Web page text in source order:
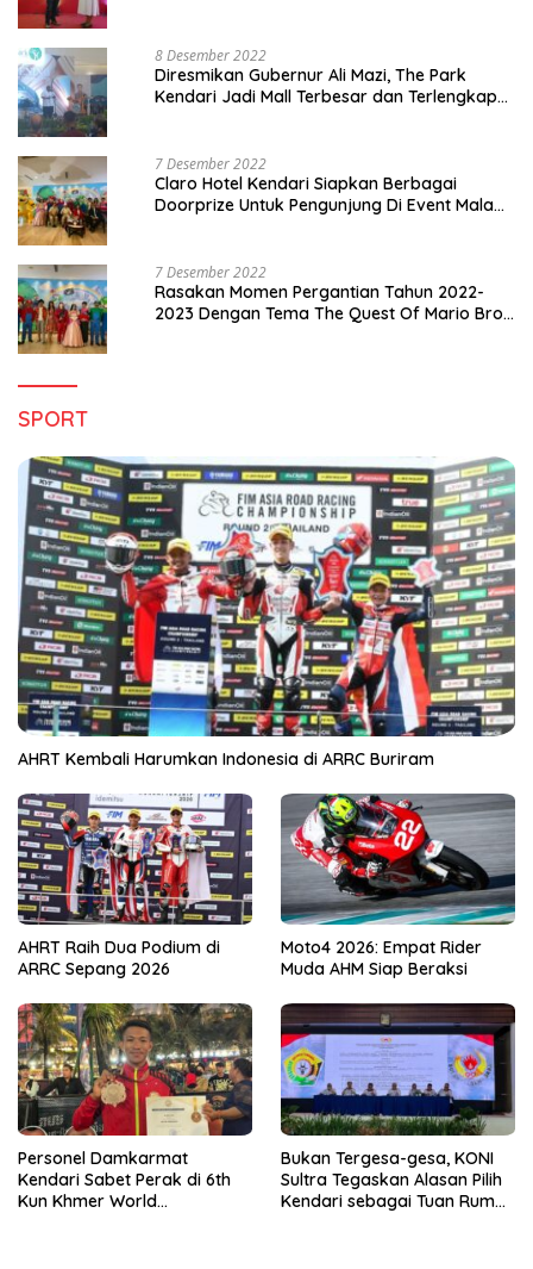
8 Desember 2022
Diresmikan Gubernur Ali Mazi, The Park
Kendari Jadi Mall Terbesar dan Terlengkap
7 Desember 2022
Claro Hotel Kendari Siapkan Berbagai
Doorprize Untuk Pengunjung Di Event Malam
7 Desember 2022
Rasakan Momen Pergantian Tahun 2022-
2023 Dengan Tema The Quest Of Mario Bros
SPORT
AHRT Kembali Harumkan Indonesia di ARRC Buriram
AHRT Raih Dua Podium di
ARRC Sepang 2026
Moto4 2026: Empat Rider
Muda AHM Siap Beraksi
Personel Damkarmat
Kendari Sabet Perak di 6th
Kun Khmer World
Bukan Tergesa-gesa, KONI
Sultra Tegaskan Alasan Pilih
Kendari sebagai Tuan Rumah